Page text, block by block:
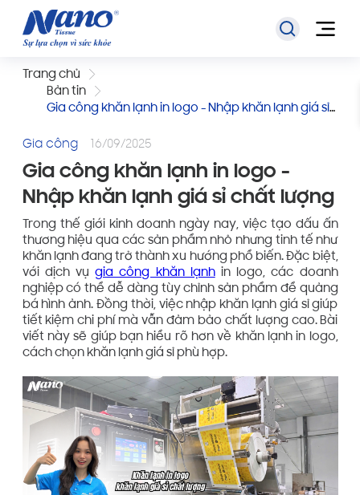
Trang chủ
Bản tin
Gia công khăn lạnh in logo - Nhập khăn lạnh giá sỉ
Gia công
16/09/2025
Gia công khăn lạnh in logo -
Nhập khăn lạnh giá sỉ chất lượng
Trong thế giới kinh doanh ngày nay, việc tạo dấu ấn
thương hiệu qua các sản phẩm nhỏ nhưng tinh tế như
khăn lạnh đang trở thành xu hướng phổ biến. Đặc biệt,
với dịch vụgia công khăn lạnhin logo, các doanh
nghiệp có thể dễ dàng tùy chỉnh sản phẩm để quảng
bá hình ảnh. Đồng thời, việc nhập khăn lạnh giá sỉ giúp
tiết kiệm chi phí mà vẫn đảm bảo chất lượng cao. Bài
viết này sẽ giúp bạn hiểu rõ hơn về khăn lạnh in logo,
cách chọn khăn lạnh giá sỉ phù hợp.